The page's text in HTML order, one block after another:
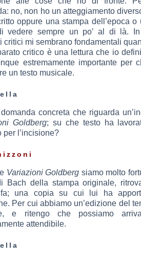
no, non ho un atteggiamento
oppure una stampa dell’epoca o
vedere sempre un po’ al di là.
critici mi sembrano fondamentali
critico è una lettura che io
estremamente importante per
un testo musicale.
concreta che riguarda
Goldberg; su che testo ha
per l’incisione?
Variazioni Goldberg siamo molto
Bach della stampa originale,
una copia su cui lui ha
Per cui abbiamo un’edizione del
e ritengo che possiamo
attendibile.